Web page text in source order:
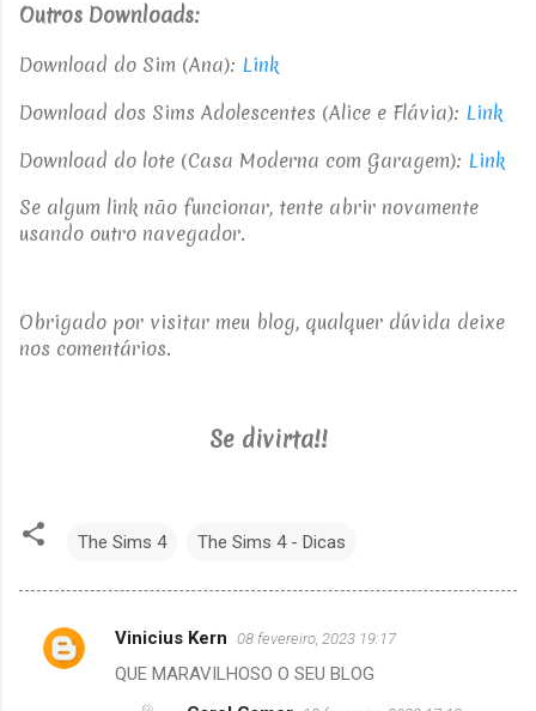
Outros Downloads:
Download do Sim (Ana): Link
Download dos Sims Adolescentes (Alice e Flávia): Link
Download do lote (Casa Moderna com Garagem): Link
Se algum link não funcionar, tente abrir novamente
usando outro navegador.
Obrigado por visitar meu blog, qualquer dúvida deixe
nos comentários.
Se divirta!!
The Sims 4 The Sims 4 - Dicas
C
Vinicius Kern 08 fevereiro, 2023 19:17
QUE MARAVILHOSO O SEU BLOG